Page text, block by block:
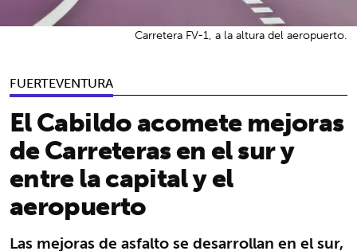
FUERTEVENTURA
El Cabildo acomete mejoras
de Carreteras en el sur y
entre la capital y el
aeropuerto
Las mejoras de asfalto se desarrollan en el sur,
Carretera FV-1, a la altura del aeropuerto.